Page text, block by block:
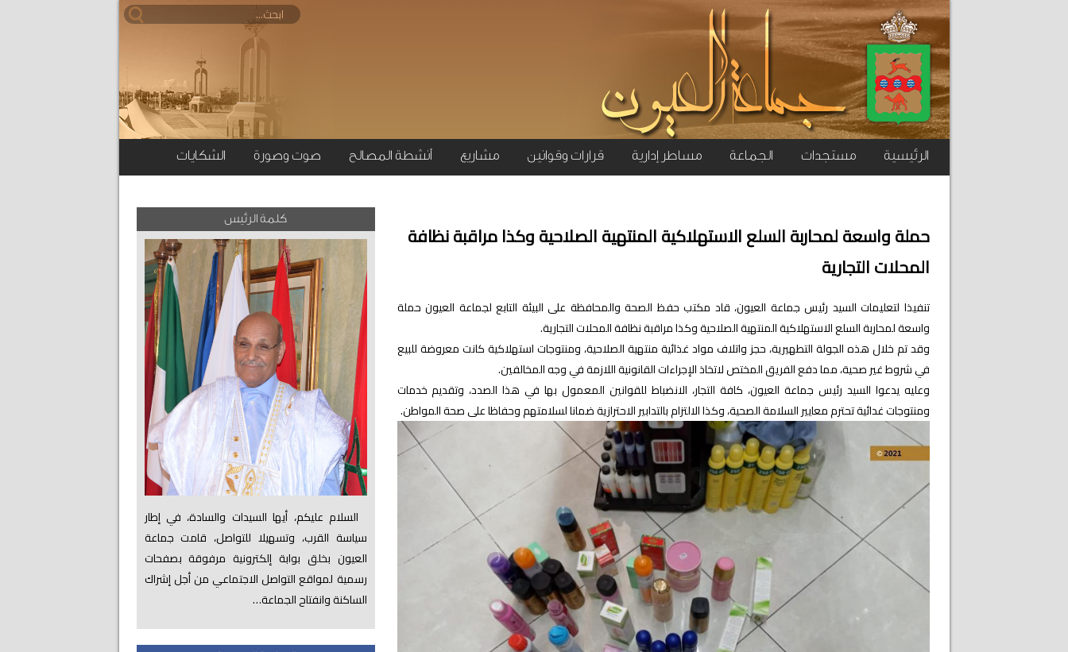
الرئيسية مستجدات الجماعة مساطر إدارية قرارات وقوانين مشاريع أنشطة المصالح صوت وصورة الشكايات
حملة واسعة لمحاربة السلع الاستهلاكية المنتهية الصلاحية وكذا مراقبة نظافة
المحلات التجارية
تنفيذا لتعليمات السيد رئيس جماعة العيون، قاد مكتب حفظ الصحة والمحافظة على البيئة التابع لجماعة العيون حملة
واسعة لمحاربة السلع الاستهلاكية المنتهية الصلاحية وكذا مراقبة نظافة المحلات التجارية.
وقد تم خلال هذه الجولة التطهيرية، حجز واتلاف مواد غذائية منتهية الصلاحية، ومنتوجات استهلاكية كانت معروضة للبيع
في شروط غير صحية، مما دفع الفريق المختص لاتخاذ الإجراءات القانونية اللازمة في وجه المخالفين.
وعليه يدعوا السيد رئيس جماعة العيون، كافة التجار، الانضباط للقوانين المعمول بها في هذا الصدد، وتقديم خدمات
ومنتوجات غدائية تحترم معايير السلامة الصحية، وكذا الالتزام بالتدابير الاحترازية ضمانا لسلامتهم وحفاظا على صحة المواطن.
كلمة الرئيس
السلام عليكم، أيها السيدات والسادة، في إطار
سياسة القرب، وتسهيلا للتواصل، قامت جماعة
العيون بخلق بوابة إلكترونية مرفوقة بصفحات
رسمية لمواقع التواصل الاجتماعي من أجل إشراك
الساكنة وانفتاح الجماعة…